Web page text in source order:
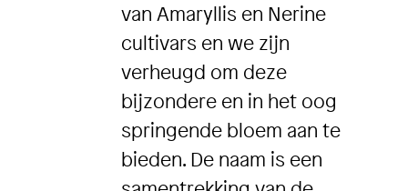
van Amaryllis en Nerine
cultivars en we zijn
verheugd om deze
bijzondere en in het oog
springende bloem aan te
bieden. De naam is een